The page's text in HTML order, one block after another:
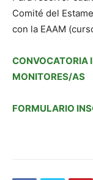
Comité del
con la EAAM
CONVOCATORIA
MONITORES/AS
FORMULARIO